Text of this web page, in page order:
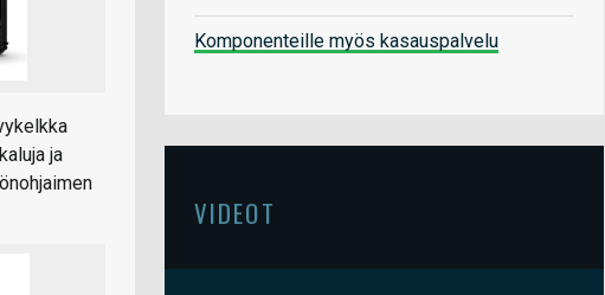
ja
Komponenteille myös kasauspalvelu
VIDEOT